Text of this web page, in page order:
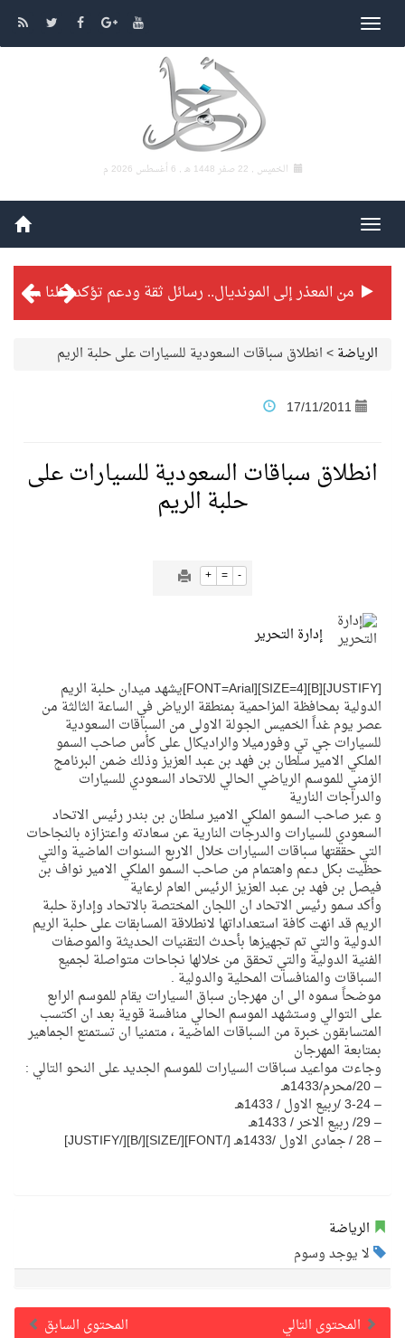
الخميس , 22 صفر 1448 هـ , 6 أغسطس 2026 م
من المعذر إلى المونديال.. رسائل ثقة ودعم تؤكد: كلنا مع الأخضر
سيل الخير يروي ملاعب الكوكب
المنتخب السعودي ينافس (64) دولة في أولمبياد الفلك والفيزياء الفلكية الدولي بالهند
الرياضة>انطلاق سباقات السعودية للسيارات على حلبة الريم
17/11/2011
انطلاق سباقات السعودية للسيارات على
حلبة الريم
+ = -
إدارة التحرير
[JUSTIFY][B][SIZE=4][FONT=Arial]يشهد ميدان حلبة الريم
الدولية بمحافظة المزاحمية بمنطقة الرياض في الساعة الثالثة من
عصر يوم غداً الخميس الجولة الاولى من السباقات السعودية
للسيارات جي تي وفورميلا والراديكال على كأس صاحب السمو
الملكي الامير سلطان بن فهد بن عبد العزيز وذلك ضمن البرنامج
الزمني للموسم الرياضي الحالي للاتحاد السعودي للسيارات
والدراجات النارية
و عبر صاحب السمو الملكي الامير سلطان بن بندر رئيس الاتحاد
السعودي للسيارات والدرجات النارية عن سعادته واعتزازه بالنجاحات
التي حققتها سباقات السيارات خلال الاربع السنوات الماضية والتي
حظيت بكل دعم واهتمام من صاحب السمو الملكي الامير نواف بن
فيصل بن فهد بن عبد العزيز الرئيس العام لرعاية
وأكد سمو رئيس الاتحاد ان اللجان المختصة بالاتحاد وإدارة حلبة
الريم قد انهت كافة استعداداتها لانطلاقة المسابقات على حلبة الريم
الدولية والتي تم تجهيزها بأحدث التقنيات الحديثة والموصفات
الفنية الدولية والتي تحقق من خلالها نجاحات متواصلة لجميع
السباقات والمنافسات المحلية والدولية .
موضحاً سموه الى ان مهرجان سباق السيارات يقام للموسم الرابع
على التوالي وستشهد الموسم الحالي منافسة قوية بعد ان اكتسب
المتسابقون خبرة من السباقات الماضية ، متمنيا ان تستمتع الجماهير
بمتابعة المهرجان
وجاءت مواعيد سباقات السيارات للموسم الجديد على النحو التالي :
– 20/محرم/1433هـ
– 3-24 /ربيع الاول / 1433هـ
– 29/ ربيع الاخر / 1433هـ
– 28 / جمادى الاول /1433هـ [/FONT][/SIZE][/B][/JUSTIFY]
الرياضة
لا يوجد وسوم
المحتوى السابق
المحتوى التالي